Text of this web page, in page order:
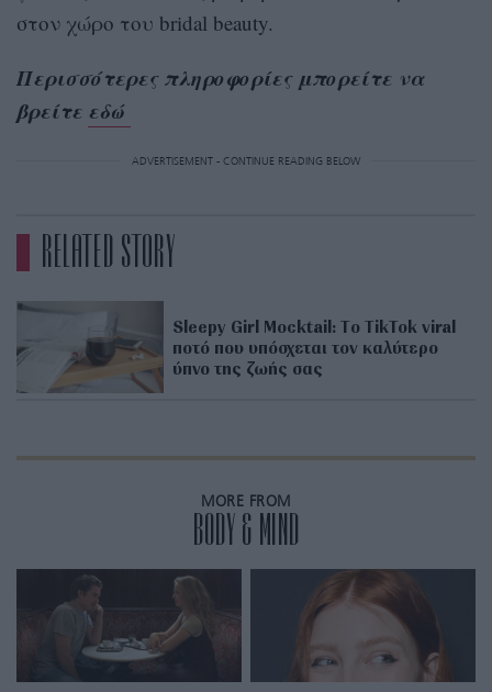
στον χώρο του bridal beauty.
Περισσότερες πληροφορίες μπορείτε να
βρείτε εδώ
ADVERTISEMENT - CONTINUE READING BELOW
RELATED STORY
Sleepy Girl Mocktail: Tο TikTok viral
ποτό που υπόσχεται τον καλύτερο
ύπνο της ζωής σας
MORE FROM
BODY & MIND